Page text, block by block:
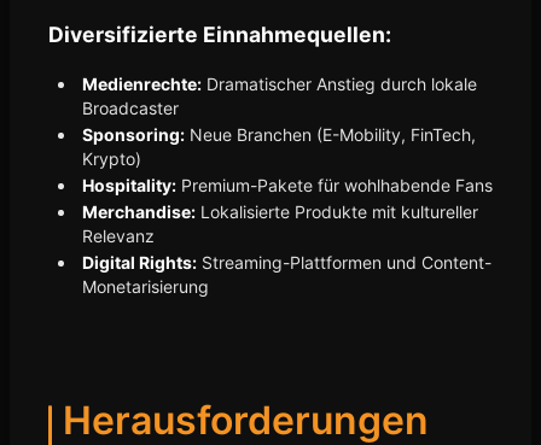
Diversifizierte Einnahmequellen:
Medienrechte: Dramatischer Anstieg durch lokale
Broadcaster
Sponsoring: Neue Branchen (E-Mobility, FinTech,
Krypto)
Hospitality: Premium-Pakete für wohlhabende Fans
Merchandise: Lokalisierte Produkte mit kultureller
Relevanz
Digital Rights: Streaming-Plattformen und Content-
Monetarisierung
Herausforderungen